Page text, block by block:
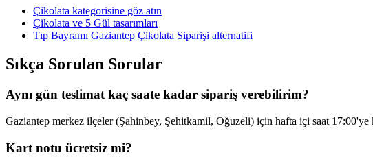
Çikolata kategorisine göz atın
Çikolata ve 5 Gül tasarımları
Tıp Bayramı Gaziantep Çikolata Siparişi alternatifi
Sıkça Sorulan Sorular
Aynı gün teslimat kaç saate kadar sipariş verebilirim?
Gaziantep merkez ilçeler (Şahinbey, Şehitkamil, Oğuzeli) için hafta içi saat
Kart notu ücretsiz mi?